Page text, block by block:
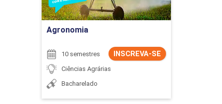
Agronomia
INSCREVA-SE
10 semestres
Ciências Agrárias
Bacharelado
Ir para Inscrição